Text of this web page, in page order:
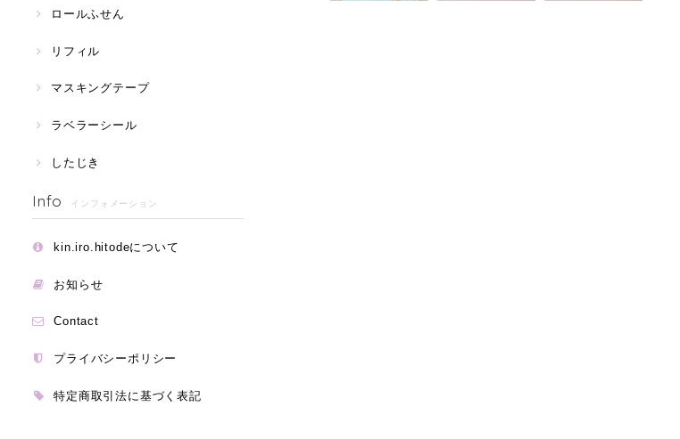
ロールふせん
リフィル
マスキングテープ
ラベラーシール
したじき
Info インフォメーション
kin.iro.hitodeについて
お知らせ
Contact
プライバシーポリシー
特定商取引法に基づく表記